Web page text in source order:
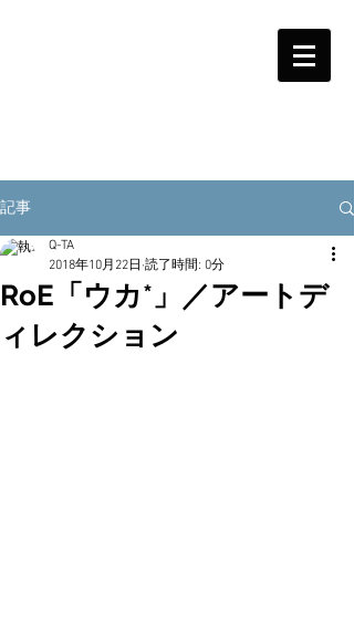
記事
RoE「ウカ*」／アートデ
ィレクション
Q-TA
2018年10月22日 読了時間: 0分